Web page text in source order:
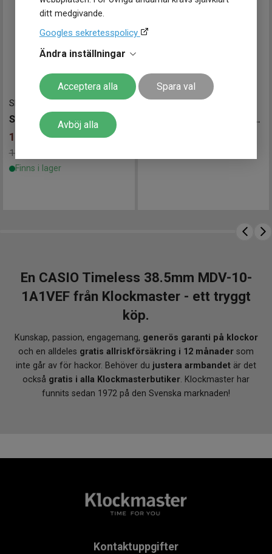
ditt medgivande.
Googles sekretesspolicy
Ändra inställningar
Acceptera alla Spara val
Avböj alla
SPB147J1
12 598 kr
13 998 kr
Finns i lager
Sjöö Sandström Landsort 459m Bronze 42.5mm
En CASIO Timeless 38.5mm MDV-10-
1A1VEF från Klockmaster - ett tryggt
köp.
Kunskap, passion, engagemang, generös garanti på klockor
och en alldeles gratis allriskförsäkring i 12 månader som
inte går av för hackor. Behöver du justera armbandet är det
också gratis i alla Klockmasterbutiker. Klockmaster har
funnits sedan 1972 på den Svenska marknaden!
Kontaktuppgifter